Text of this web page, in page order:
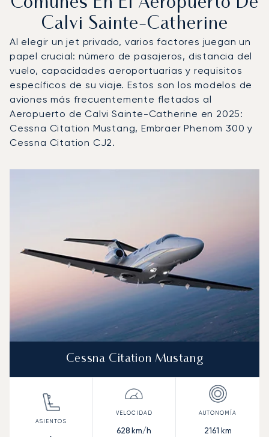
Calvi Sainte-Catherine
Al elegir un jet privado, varios factores juegan un
papel crucial: número de pasajeros, distancia del
vuelo, capacidades aeroportuarias y requisitos
específicos de su viaje. Estos son los modelos de
aviones más frecuentemente fletados al
Aeropuerto de Calvi Sainte-Catherine en 2025:
Cessna Citation Mustang, Embraer Phenom 300 y
Cessna Citation CJ2.
Cessna Citation Mustang
628 km/h 2161 km